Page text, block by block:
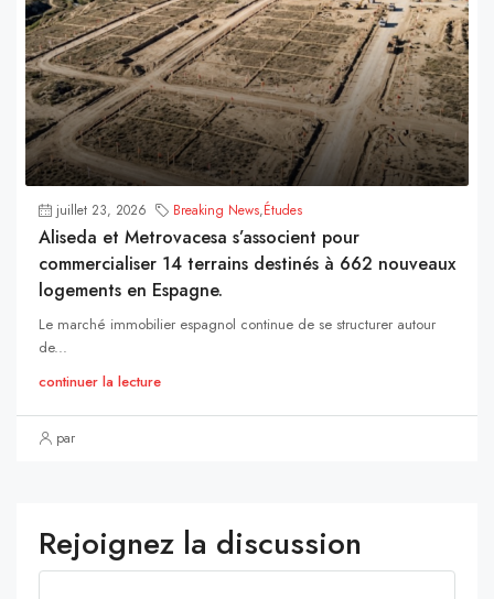
juillet 23, 2026 Breaking News,Études
Aliseda et Metrovacesa s’associent pour
commercialiser 14 terrains destinés à 662 nouveaux
logements en Espagne.
Le marché immobilier espagnol continue de se structurer autour
de...
continuer la lecture
par
Rejoignez la discussion